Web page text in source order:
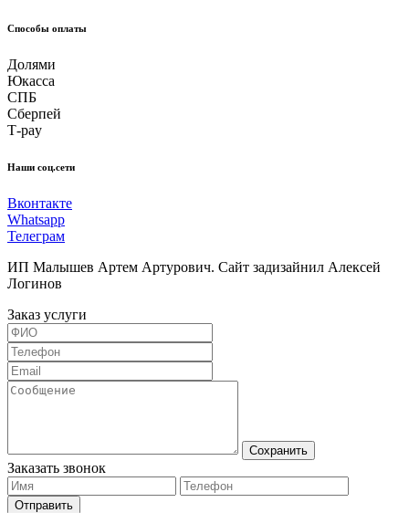
Способы оплаты
Долями
Юкасса
СПБ
Сберпей
Т-pay
Наши соц.сети
Вконтакте
Whatsapp
Телеграм
ИП Малышев Артем Артурович. Сайт задизайнил Алексей
Логинов
Заказ услуги
Сохранить
Заказать звонок
Отправить